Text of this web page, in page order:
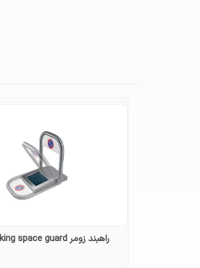
راهبند زومر parking space guard